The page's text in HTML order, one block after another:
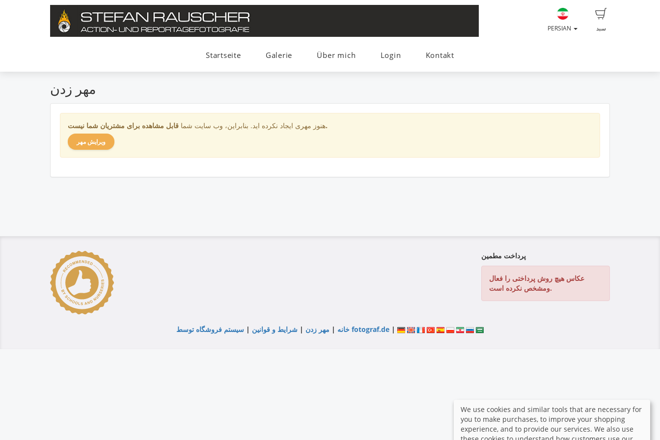
سبد PERSIAN
Startseite Galerie Über mich Login Kontakt
مهر زدن
هنوز مهری ایجاد نکرده اید. بنابراین، وب سایت شما قابل مشاهده برای مشتریان شما نیست.
ویرایش مهر
پرداخت مطمین
عکاس هیچ روش پرداختی را فعال
ومشخص نکرده است.
خانه | مهر زدن | شرایط و قوانین | سیستم فروشگاه توسط fotograf.de |
We use cookies and similar tools that are necessary for
you to make purchases, to improve your shopping
experience, and to provide our services. We also use